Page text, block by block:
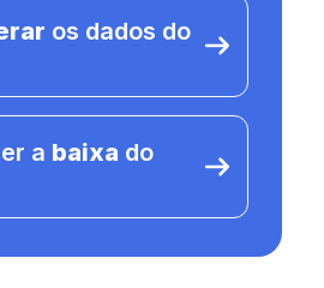
os dados do
a baixa do